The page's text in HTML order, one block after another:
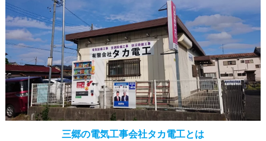
三郷の電気工事会社タカ電工とは